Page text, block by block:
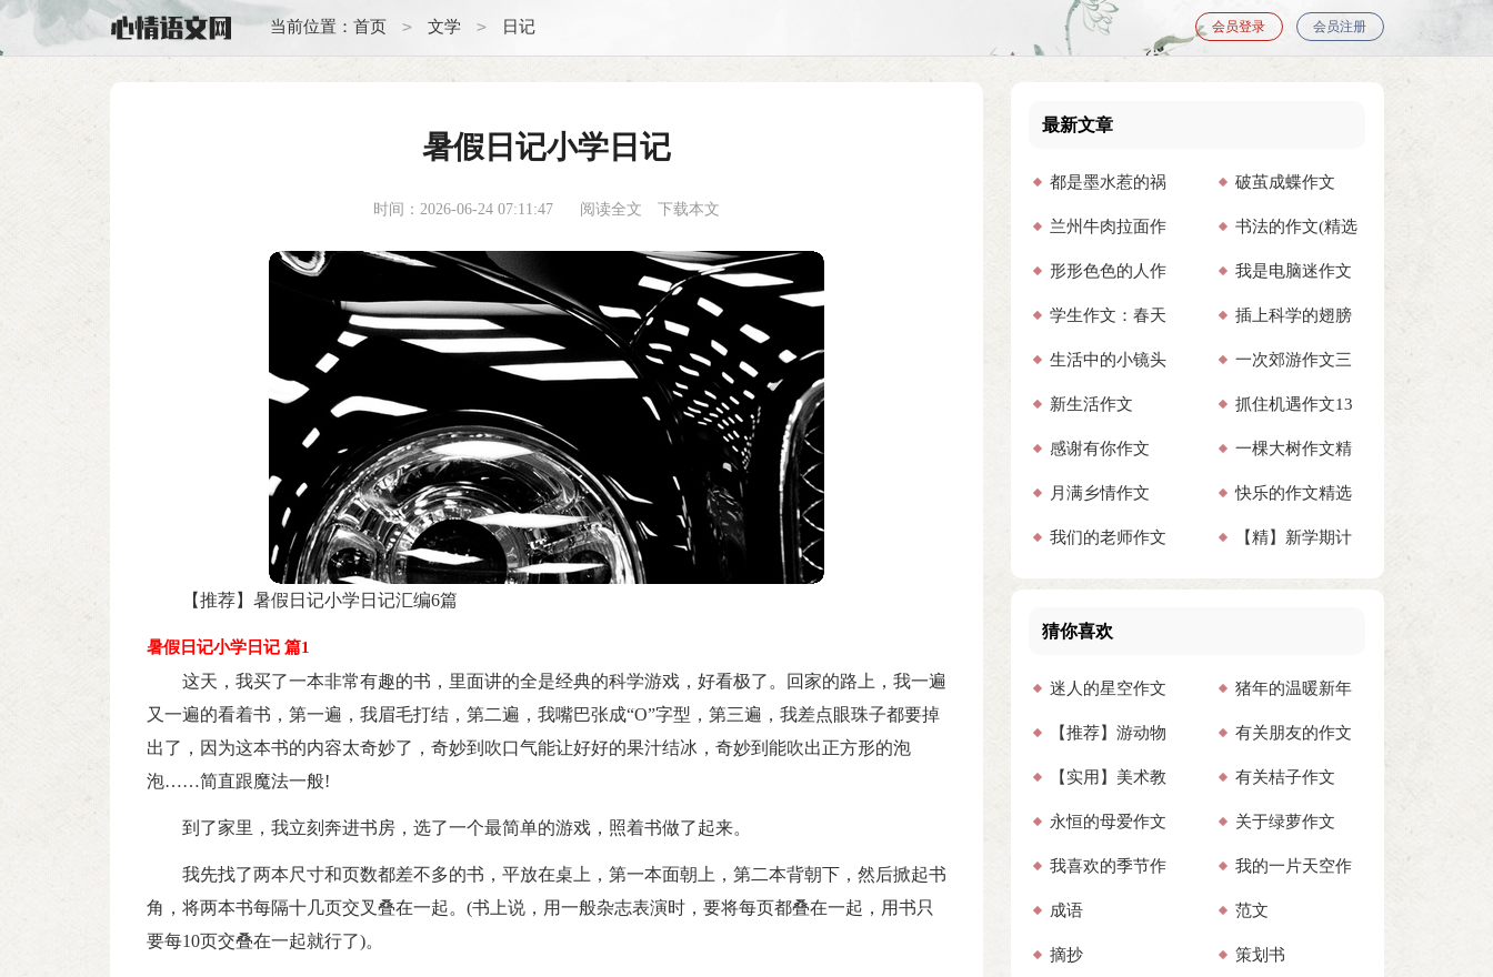
当前位置： 首页 > 文学 > 日记 会员登录 会员注册
暑假日记小学日记
时间：2026-06-24 07:11:47 阅读全文 下载本文
【推荐】暑假日记小学日记汇编6篇
暑假日记小学日记 篇1
这天，我买了一本非常有趣的书，里面讲的全是经典的科学游戏，好看极了。回家的路上，我一遍
又一遍的看着书，第一遍，我眉毛打结，第二遍，我嘴巴张成“O”字型，第三遍，我差点眼珠子都要掉
出了，因为这本书的内容太奇妙了，奇妙到吹口气能让好好的果汁结冰，奇妙到能吹出正方形的泡
泡……简直跟魔法一般!
到了家里，我立刻奔进书房，选了一个最简单的游戏，照着书做了起来。
我先找了两本尺寸和页数都差不多的书，平放在桌上，第一本面朝上，第二本背朝下，然后掀起书
角，将两本书每隔十几页交叉叠在一起。(书上说，用一般杂志表演时，要将每页都叠在一起，用书只
要每10页交叠在一起就行了)。
最新文章
都是墨水惹的祸
作文合集6篇
破茧成蝶作文
（通用68篇）
兰州牛肉拉面作
文
书法的作文(精选
15篇)
形形色色的人作
文通用15篇
我是电脑迷作文
15篇
学生作文：春天
(汇编15篇)
插上科学的翅膀
飞作文集锦15篇
生活中的小镜头
作文通用15篇
一次郊游作文三
篇
新生活作文 抓住机遇作文13
篇
感谢有你作文
（通用61篇）
一棵大树作文精
选15篇
月满乡情作文 快乐的作文精选
15篇
我们的老师作文
【热】
【精】新学期计
划作文
猜你喜欢
迷人的星空作文
集合15篇
猪年的温暖新年
祝福语
【推荐】游动物
园作文
有关朋友的作文
(通用15篇)
【实用】美术教
学计划汇编四篇
有关桔子作文
永恒的母爱作文
(汇编15篇)
关于绿萝作文
我喜欢的季节作
文(合集15篇)
我的一片天空作
文(汇编15篇)
成语 范文
摘抄 策划书